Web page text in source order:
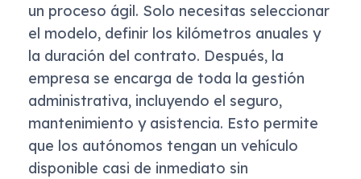
un proceso ágil. Solo necesitas seleccionar
el modelo, definir los kilómetros anuales y
la duración del contrato. Después, la
empresa se encarga de toda la gestión
administrativa, incluyendo el seguro,
mantenimiento y asistencia. Esto permite
que los autónomos tengan un vehículo
disponible casi de inmediato sin